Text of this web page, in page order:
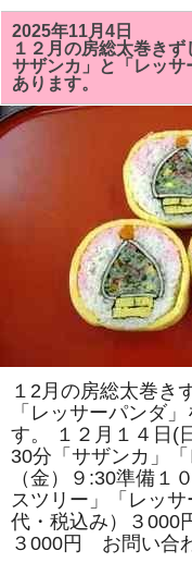
の
房
総
太
巻
ず
し
教
室
メ」
と
巻
き
寿
司
の
体
験
教
室
も
あ
2025年11月4日
１２月の房総太巻き
サザンカ」と「レッサ
あります。
１2月の房総太巻き
「レッサーパンダ
す。 １２月１４日(
30分「サザンカ」
（金）９:30準備１
スツリー」「レッ
代・税込み）３000
３000円 お問い合